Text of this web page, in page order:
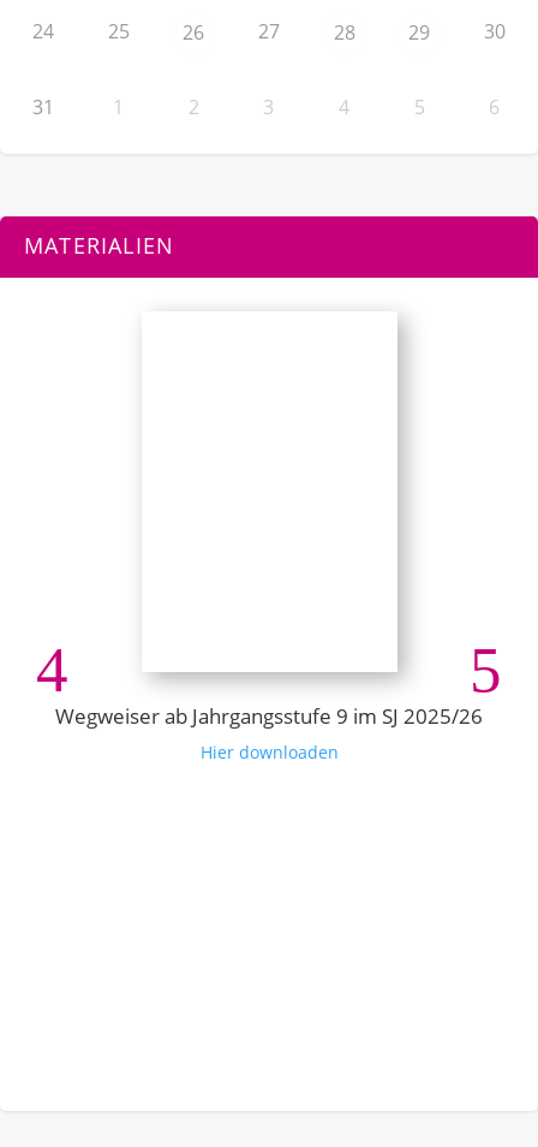
24 25 26 27 28 29 30
31 1 2 3 4 5 6
MATERIALIEN
Wegweiser ab Jahrgangsstufe 9 im SJ 2025/26
Hier downloaden